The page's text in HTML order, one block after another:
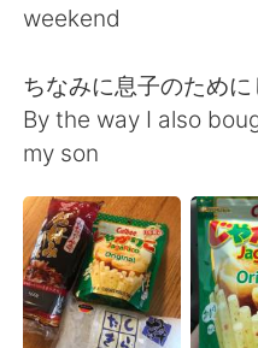
Indonesia
Türkçe
Português
weekend
ちなみに息子のため
By the way I also
my son